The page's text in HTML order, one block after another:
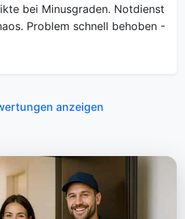
bei Minusgraden. Notdienst
Problem schnell behoben -
anzeigen